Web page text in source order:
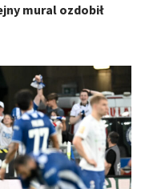
mural ozdobił